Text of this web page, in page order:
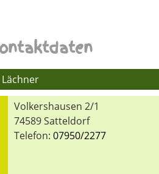
Lächner
Volkershausen 2/1
74589 Satteldorf
Telefon:07950/2277